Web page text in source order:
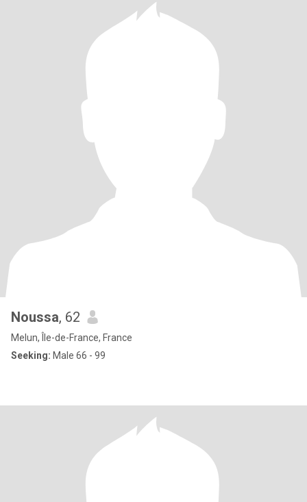
Noussa, 62
Melun, Île-de-France, France
Seeking: Male 66 - 99